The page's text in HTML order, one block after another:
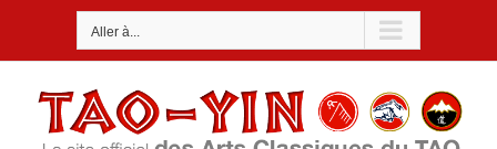
Aller à...